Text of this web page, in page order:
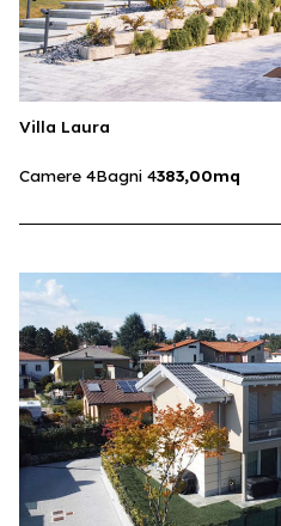
Villa Laura
Camere 4Bagni 4383,00mq